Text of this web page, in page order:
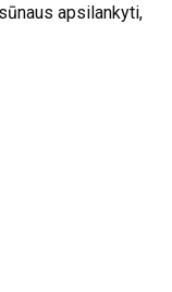
apsilankyti,